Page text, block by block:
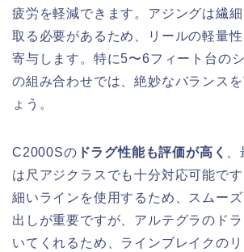
疲労を軽減できます。アジングは繊
取る必要があるため、リールの軽量
寄与します。特に5〜6フィート台の
の組み合わせでは、絶妙なバランス
ょう。
C2000Sの ドラグ性能も評価が高く
は尺アジクラスでも十分対応可能で
細いラインを使用するため、スムー
出しが重要ですが、アルテグラのド
いてくれるため、ラインブレイクの